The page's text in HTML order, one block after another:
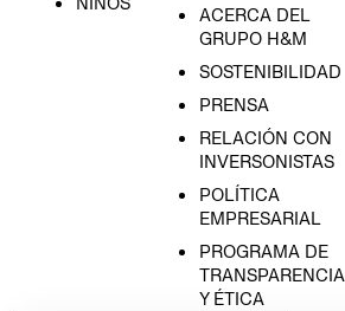
ACERCA DEL
GRUPO H&M
SOSTENIBILIDAD
PRENSA
RELACIÓN CON
INVERSONISTAS
POLÍTICA
EMPRESARIAL
PROGRAMA DE
TRANSPARENCIA
Y ÉTICA